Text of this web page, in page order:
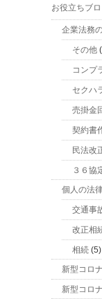
お役立ちブ
企業法務
その他
コンプ
セクハ
売掛金
契約書
民法改
３６協
個人の法
交通事
改正相
相続 (5)
新型コロ
新型コロ